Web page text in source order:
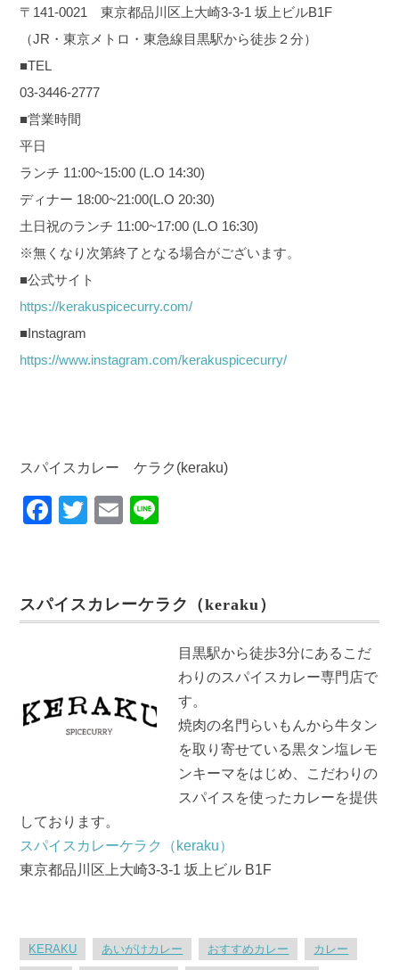
〒141-0021 東京都品川区上大崎3-3-1 坂上ビルB1F
（JR・東京メトロ・東急線目黒駅から徒歩２分）
■TEL
03-3446-2777
■営業時間
平日
ランチ 11:00~15:00 (L.O 14:30)
ディナー 18:00~21:00(L.O 20:30)
土日祝のランチ 11:00~17:00 (L.O 16:30)
※無くなり次第終了となる場合がございます。
■公式サイト
https://kerakuspicecurry.com/
■Instagram
https://www.instagram.com/kerakuspicecurry/
スパイスカレー ケラク(keraku)
F
e
b
k
T
er
E
スパイスカレーケラク（keraku）
目黒駅から徒歩3分にあるこだ
わりのスパイスカレー専門店で
す。
焼肉の名門らいもんから牛タン
を取り寄せている黒タン塩レモ
ンキーマをはじめ、こだわりの
スパイスを使ったカレーを提供
しております。
スパイスカレーケラク（keraku）
東京都品川区上大崎3-3-1 坂上ビル B1F
KERAKU あいがけカレー おすすめカレー カレー